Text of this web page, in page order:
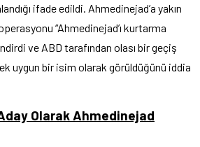
ifade edildi. Ahmedinejad’a yakın
“Ahmedinejad’ı kurtarma
ve ABD tarafından olası bir geçiş
uygun bir isim olarak görüldüğünü iddia
Olarak Ahmedinejad